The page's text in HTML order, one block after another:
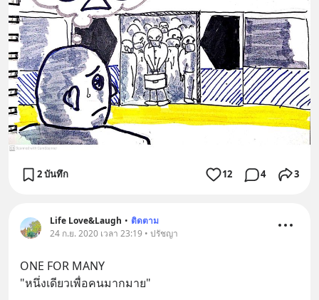
2 บันทึก 12 4 3
Life Love&Laugh • ติดตาม
24 ก.ย. 2020 เวลา 23:19 • ปรัชญา
ONE FOR MANY
"หนึ่งเดียวเพื่อคนมากมาย"